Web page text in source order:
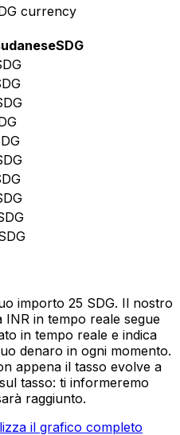
currency
SDG
importo 25 SDG. Il nostro
INR in tempo reale segue
in tempo reale e indica
denaro in ogni momento.
appena il tasso evolve a
tasso: ti informeremo
raggiunto.
il grafico completo